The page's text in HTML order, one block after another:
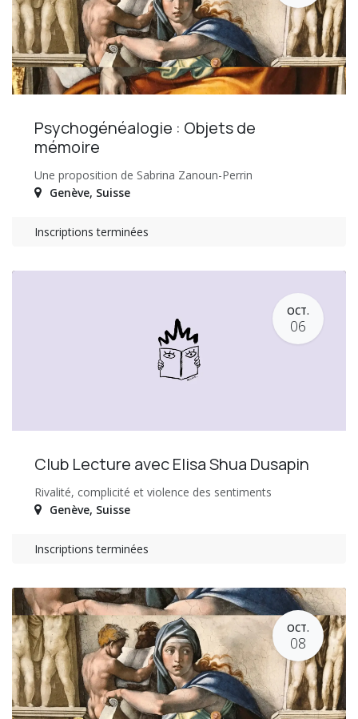
Psychogénéalogie : Objets de
mémoire
Une proposition de Sabrina Zanoun-Perrin
Genève, Suisse
Inscriptions terminées
OCT.
06
Club Lecture avec Elisa Shua Dusapin
Rivalité, complicité et violence des sentiments
Genève, Suisse
Inscriptions terminées
OCT.
08